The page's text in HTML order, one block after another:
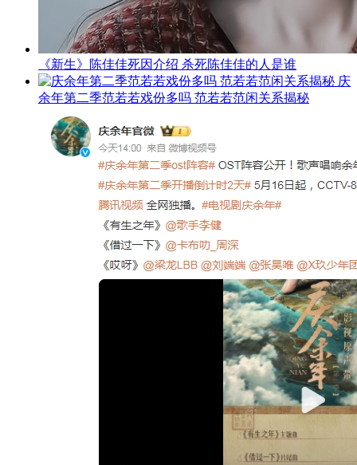
《新生》陈佳佳死因介绍 杀死陈佳佳的人是谁
庆
余年第二季范若若戏份多吗 范若若范闲关系揭秘